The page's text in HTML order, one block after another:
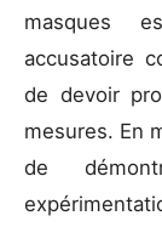
masques
accusatoire
de devoir
mesures. En
de